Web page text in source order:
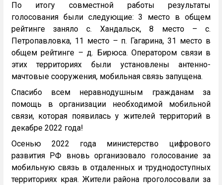
По итогу совместной работы результаты
голосования были следующие: 3 место в общем
рейтинге заняло с. Хандальск, 8 место – с.
Петропавловка, 11 место – п. Гагарина, 31 место в
общем рейтинге – д. Бирюса. Оператором связи в
этих территориях были установлены антенно-
мачтовые сооружения, мобильная связь запущена.
Спасибо всем неравнодушным гражданам за
помощь в организации необходимой мобильной
связи, которая появилась у жителей территорий в
декабре 2022 года!
Осенью 2022 года министерство цифрового
развития РФ вновь организовало голосование за
мобильную связь в отдаленных и труднодоступных
территориях края. Жители района проголосовали за